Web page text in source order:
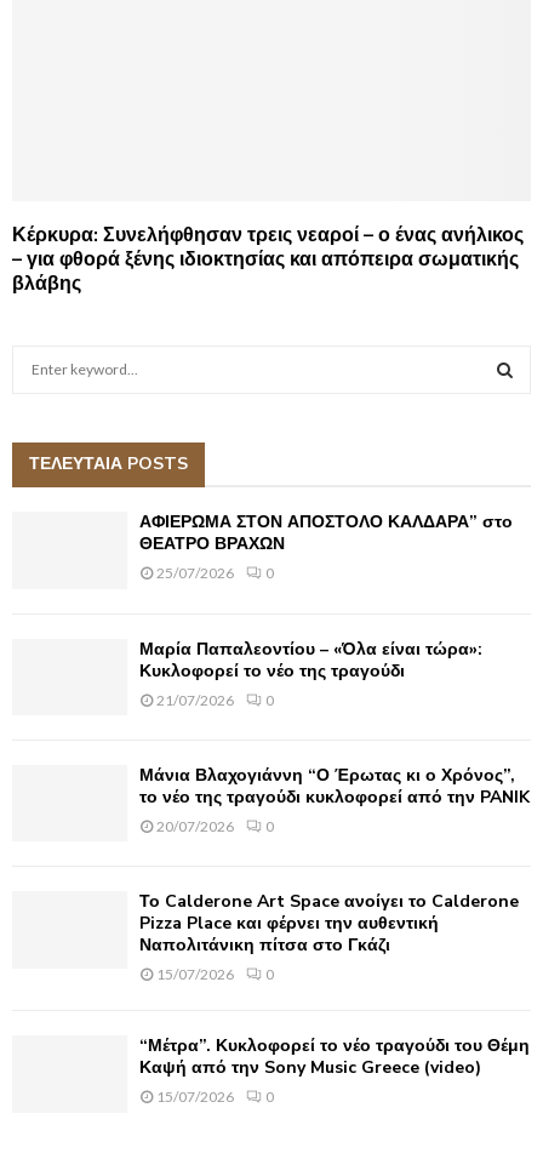
Κέρκυρα: Συνελήφθησαν τρεις νεαροί – ο ένας ανήλικος
– για φθορά ξένης ιδιοκτησίας και απόπειρα σωματικής
βλάβης
h
A
ΤΕΛΕΥΤΑΙΑ POSTS
ΑΦΙΕΡΩΜΑ ΣΤΟΝ ΑΠΟΣΤΟΛΟ ΚΑΛΔΑΡΑ” στο
ΘΕΑΤΡΟ ΒΡΑΧΩΝ
25/07/2026 0
Μαρία Παπαλεοντίου – «Όλα είναι τώρα»:
Κυκλοφορεί το νέο της τραγούδι
21/07/2026 0
Μάνια Βλαχογιάννη “Ο Έρωτας κι ο Χρόνος”,
το νέο της τραγούδι κυκλοφορεί από την PANIK
20/07/2026 0
Το Calderone Art Space ανοίγει το Calderone
Pizza Place και φέρνει την αυθεντική
Ναπολιτάνικη πίτσα στο Γκάζι
15/07/2026 0
“Μέτρα”. Κυκλοφορεί το νέο τραγούδι του Θέμη
Καψή από την Sony Music Greece (video)
15/07/2026 0